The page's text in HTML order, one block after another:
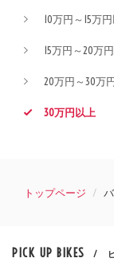
10万円～15万
15万円～20万
20万円～30万
30万円以上
トップページ
PICK UP BIKES / ピ